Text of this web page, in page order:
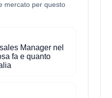
mercato per questo
Manager nel
fa e quanto